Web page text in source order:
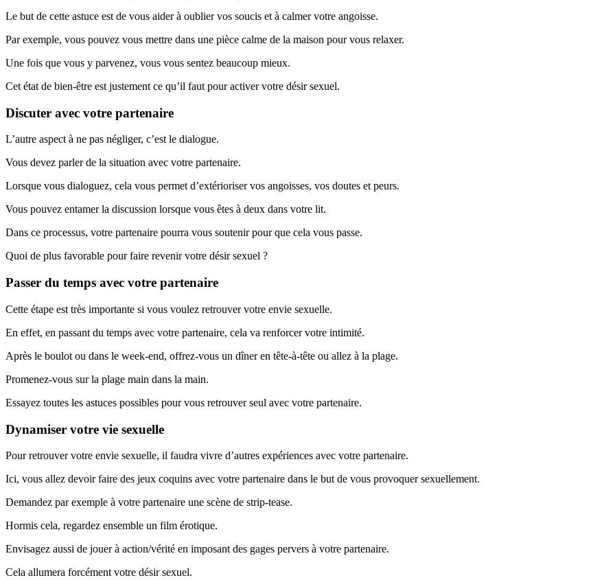
Le but de cette astuce est de vous aider à oublier vos soucis et à calmer votre angoisse.
Par exemple, vous pouvez vous mettre dans une pièce calme de la maison pour vous relaxer.
Une fois que vous y parvenez, vous vous sentez beaucoup mieux.
Cet état de bien-être est justement ce qu’il faut pour activer votre désir sexuel.
Discuter avec votre partenaire
L’autre aspect à ne pas négliger, c’est le dialogue.
Vous devez parler de la situation avec votre partenaire.
Lorsque vous dialoguez, cela vous permet d’extérioriser vos angoisses, vos doutes et peurs.
Vous pouvez entamer la discussion lorsque vous êtes à deux dans votre lit.
Dans ce processus, votre partenaire pourra vous soutenir pour que cela vous passe.
Quoi de plus favorable pour faire revenir votre désir sexuel ?
Passer du temps avec votre partenaire
Cette étape est très importante si vous voulez retrouver votre envie sexuelle.
En effet, en passant du temps avec votre partenaire, cela va renforcer votre intimité.
Après le boulot ou dans le week-end, offrez-vous un dîner en tête-à-tête ou allez à la plage.
Promenez-vous sur la plage main dans la main.
Essayez toutes les astuces possibles pour vous retrouver seul avec votre partenaire.
Dynamiser votre vie sexuelle
Pour retrouver votre envie sexuelle, il faudra vivre d’autres expériences avec votre partenaire.
Ici, vous allez devoir faire des jeux coquins avec votre partenaire dans le but de vous provoquer sexuellement.
Demandez par exemple à votre partenaire une scène de strip-tease.
Hormis cela, regardez ensemble un film érotique.
Envisagez aussi de jouer à action/vérité en imposant des gages pervers à votre partenaire.
Cela allumera forcément votre désir sexuel.